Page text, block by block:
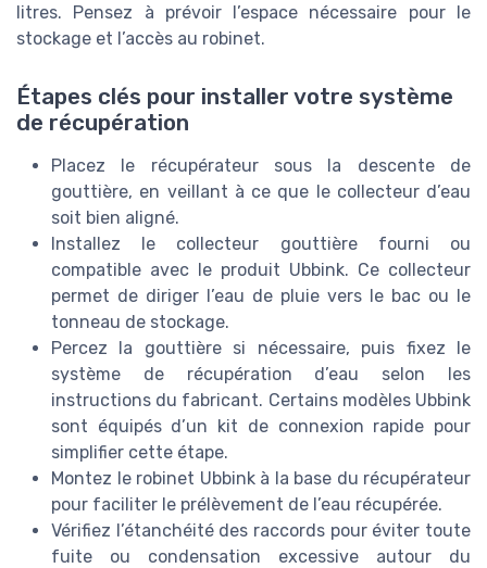
litres. Pensez à prévoir l’espace nécessaire pour le
stockage et l’accès au robinet.
Étapes clés pour installer votre système
de récupération
Placez le récupérateur sous la descente de
gouttière, en veillant à ce que le collecteur d’eau
soit bien aligné.
Installez le collecteur gouttière fourni ou
compatible avec le produit Ubbink. Ce collecteur
permet de diriger l’eau de pluie vers le bac ou le
tonneau de stockage.
Percez la gouttière si nécessaire, puis fixez le
système de récupération d’eau selon les
instructions du fabricant. Certains modèles Ubbink
sont équipés d’un kit de connexion rapide pour
simplifier cette étape.
Montez le robinet Ubbink à la base du récupérateur
pour faciliter le prélèvement de l’eau récupérée.
Vérifiez l’étanchéité des raccords pour éviter toute
fuite ou condensation excessive autour du